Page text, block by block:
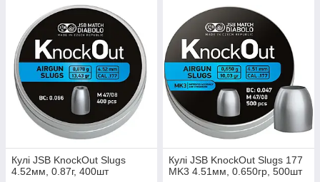
Кулі JSB KnockOut Slugs
4.52мм, 0.87г, 400шт
Кулі JSB KnockOut Slugs 177
MK3 4.51мм, 0.650гр, 500шт